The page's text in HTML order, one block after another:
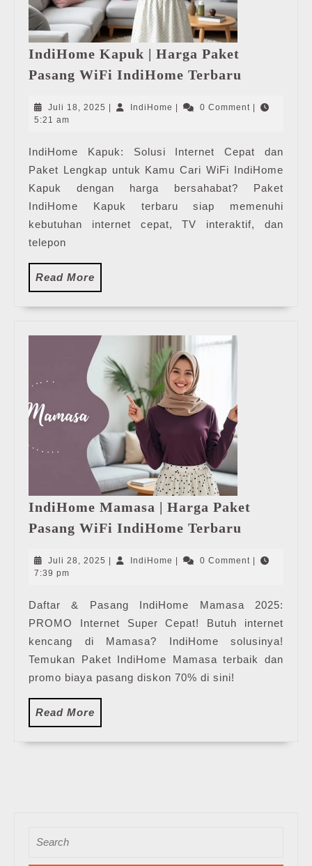
IndiHome Kapuk | Harga Paket
Pasang WiFi IndiHome Terbaru
|
Pasang
WiFi
IndiHome
Terbaru
Juli 18, 2025 Juli
IndiHome IndiHome0 Comment
5:21 am
IndiHome Kapuk: Solusi Internet Cepat dan
Paket Lengkap untuk Kamu Cari WiFi IndiHome
Kapuk dengan harga bersahabat? Paket
IndiHome Kapuk terbaru siap memenuhi
kebutuhan internet cepat, TV interaktif, dan
telepon
Read More
More
IndiHome Mamasa | Harga Paket
Pasang WiFi IndiHome Terbaru
|
Pasang
WiFi
IndiHome
Terbaru
Juli 28, 2025 Juli
IndiHome IndiHome0 Comment
7:39 pm
Daftar & Pasang IndiHome Mamasa 2025:
PROMO Internet Super Cepat! Butuh internet
kencang di Mamasa? IndiHome solusinya!
Temukan Paket IndiHome Mamasa terbaik dan
promo biaya pasang diskon 70% di sini!
Read More
More
for: